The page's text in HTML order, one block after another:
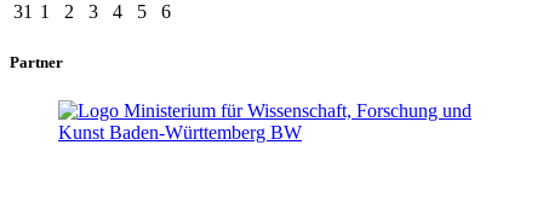
31 1 2 3 4 5 6
Partner